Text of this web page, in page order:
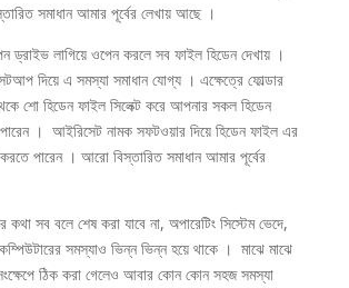
সমাধান আমার পূর্বের লেখায় আছে ।
ড্রাইভ লাগিয়ে ওপেন করলে সব ফাইল হিডেন দেখায় ।
দিয়ে এ সমস্যা সমাধান যোগ্য । এক্ষেত্রে ফোল্ডার
শো হিডেন ফাইল সিলেক্ট করে আপনার সকল হিডেন
। আইরিসেট নামক সফটওয়ার দিয়ে হিডেন ফাইল এর
করতে পারেন । আরো বিস্তারিত সমাধান আমার পূর্বের
কথা সব বলে শেষ করা যাবে না, অপারেটিং সিস্টেম ভেদে,
সমস্যাও ভিন্ন ভিন্ন হয়ে থাকে । মাঝে মাঝে
ঠিক করা গেলেও আবার কোন কোন সহজ সমস্যা